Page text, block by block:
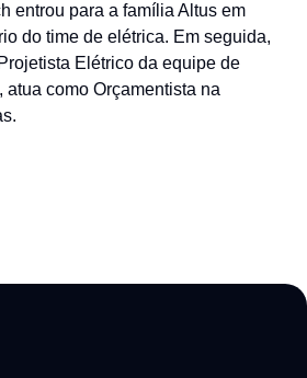
entrou para a família Altus em
do time de elétrica. Em seguida,
Elétrico da equipe de
atua como Orçamentista na